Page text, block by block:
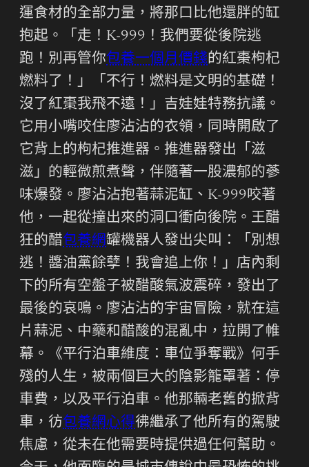
運食材的全部力量，將那口比他還胖的缸
抱起。「走！K-999！我們要從後院逃
跑！別再管你包養一個月價錢的紅棗枸杞
燃料了！」「不行！燃料是文明的基礎！
沒了紅棗我飛不遠！」吉娃娃特務抗議。
它用小嘴咬住廖沾沾的衣領，同時開啟了
它背上的枸杞推進器。推進器發出「滋
滋」的輕微煎煮聲，伴隨著一股濃郁的蔘
味爆發。廖沾沾抱著蒜泥缸、K-999咬著
他，一起從撞出來的洞口衝向後院。王醋
狂的醋包養網罐機器人發出尖叫：「別想
逃！醬油黨餘孽！我會追上你！」店內剩
下的所有空盤子被醋酸氣波震碎，發出了
最後的哀鳴。廖沾沾的宇宙冒險，就在這
片蒜泥、中藥和醋酸的混亂中，拉開了帷
幕。《平行泊車維度：車位爭奪戰》何手
殘的人生，被兩個巨大的陰影籠罩著：停
車費，以及平行泊車。他那輛老舊的掀背
車，彷包養網心得彿繼承了他所有的駕駛
焦慮，從未在他需要時提供過任何幫助。